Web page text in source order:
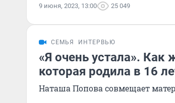
9 июня, 2023, 13:00 25 049
СЕМЬЯ ИНТЕРВЬЮ
«Я очень устала». Как
которая родила в 16
Наташа Попова совмещает